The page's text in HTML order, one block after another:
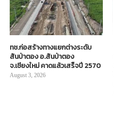
ทช.ก่อสร้างทางแยกต่างระดับ
สันป่าตอง อ.สันป่าตอง
จ.เชียงใหม่ คาดแล้วเสร็จปี 2570
August 3, 2026